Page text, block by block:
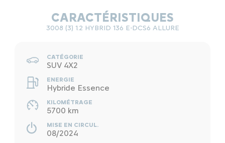
CARACTÉRISTIQUES
3008 (3) 1.2 HYBRID 136 E-DCS6 ALLURE
CATÉGORIE
SUV 4X2
ENERGIE
Hybride Essence
KILOMÉTRAGE
5700 km
MISE EN CIRCUL.
08/2024